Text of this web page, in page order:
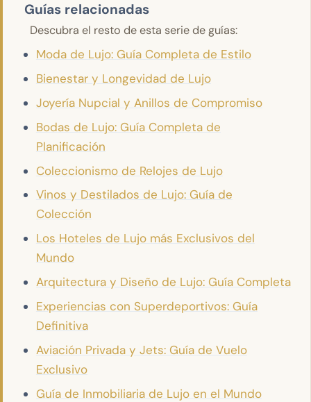
Guías relacionadas
Descubra el resto de esta serie de guías:
Moda de Lujo: Guía Completa de Estilo
Bienestar y Longevidad de Lujo
Joyería Nupcial y Anillos de Compromiso
Bodas de Lujo: Guía Completa de
Planificación
Coleccionismo de Relojes de Lujo
Vinos y Destilados de Lujo: Guía de
Colección
Los Hoteles de Lujo más Exclusivos del
Mundo
Arquitectura y Diseño de Lujo: Guía Completa
Experiencias con Superdeportivos: Guía
Definitiva
Aviación Privada y Jets: Guía de Vuelo
Exclusivo
Guía de Inmobiliaria de Lujo en el Mundo